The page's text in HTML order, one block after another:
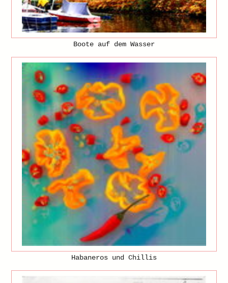
Boote auf dem Wasser
Habaneros und Chillis